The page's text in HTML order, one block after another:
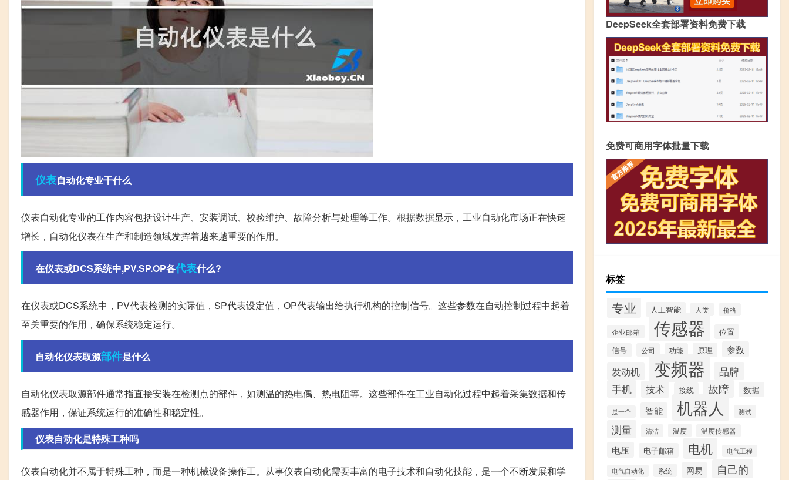
仪表自动化专业干什么
仪表自动化专业的工作内容包括设计生产、安装调试、校验维护、故障分析与处理等工作。根据数据显示，工业自动化市场正在快速
增长，自动化仪表在生产和制造领域发挥着越来越重要的作用。
在仪表或DCS系统中,PV.SP.OP各代表什么?
在仪表或DCS系统中，PV代表检测的实际值，SP代表设定值，OP代表输出给执行机构的控制信号。这些参数在自动控制过程中起着
至关重要的作用，确保系统稳定运行。
自动化仪表取源部件是什么
自动化仪表取源部件通常指直接安装在检测点的部件，如测温的热电偶、热电阻等。这些部件在工业自动化过程中起着采集数据和传
感器作用，保证系统运行的准确性和稳定性。
仪表自动化是特殊工种吗
仪表自动化并不属于特殊工种，而是一种机械设备操作工。从事仪表自动化需要丰富的电子技术和自动化技能，是一个不断发展和学
DeepSeek全套部署资料免费下载
免费可商用字体批量下载
标签
专业 人工智能 人类 价格
企业邮箱 传感器 位置
信号 公司 功能 原理 参数
发动机 变频器 品牌
手机 技术 接线 故障 数据
是一个 智能 机器人 测试
测量 清洁 温度 温度传感器
电压 电子邮箱 电机 电气工程
电气自动化 系统 网易 自己的